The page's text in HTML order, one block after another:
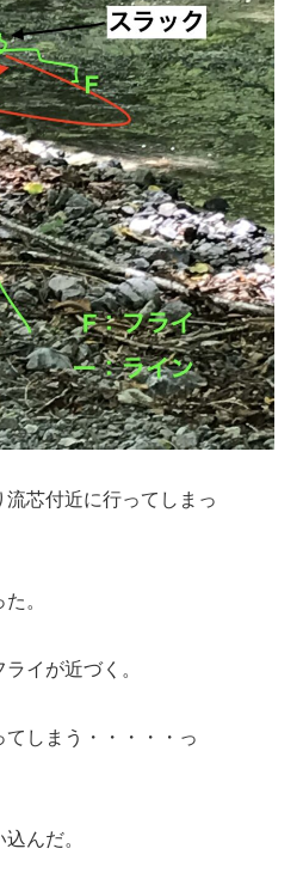
芯付近に行ってしまっ
。
イが近づく。
しまう・・・・・っ
んだ。